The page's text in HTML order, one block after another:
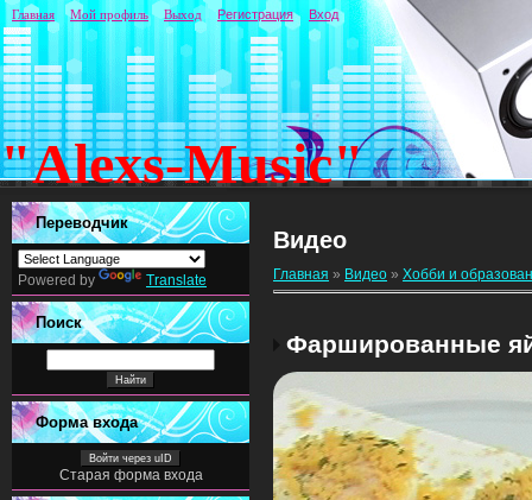
"Alexs-Music"
Главная Мой профиль Выход Регистрация Вход
Переводчик
Powered by Translate
Поиск
Форма входа
Войти через uID
Старая форма входа
Видео
Главная » Видео » Хобби и
Фаршированные